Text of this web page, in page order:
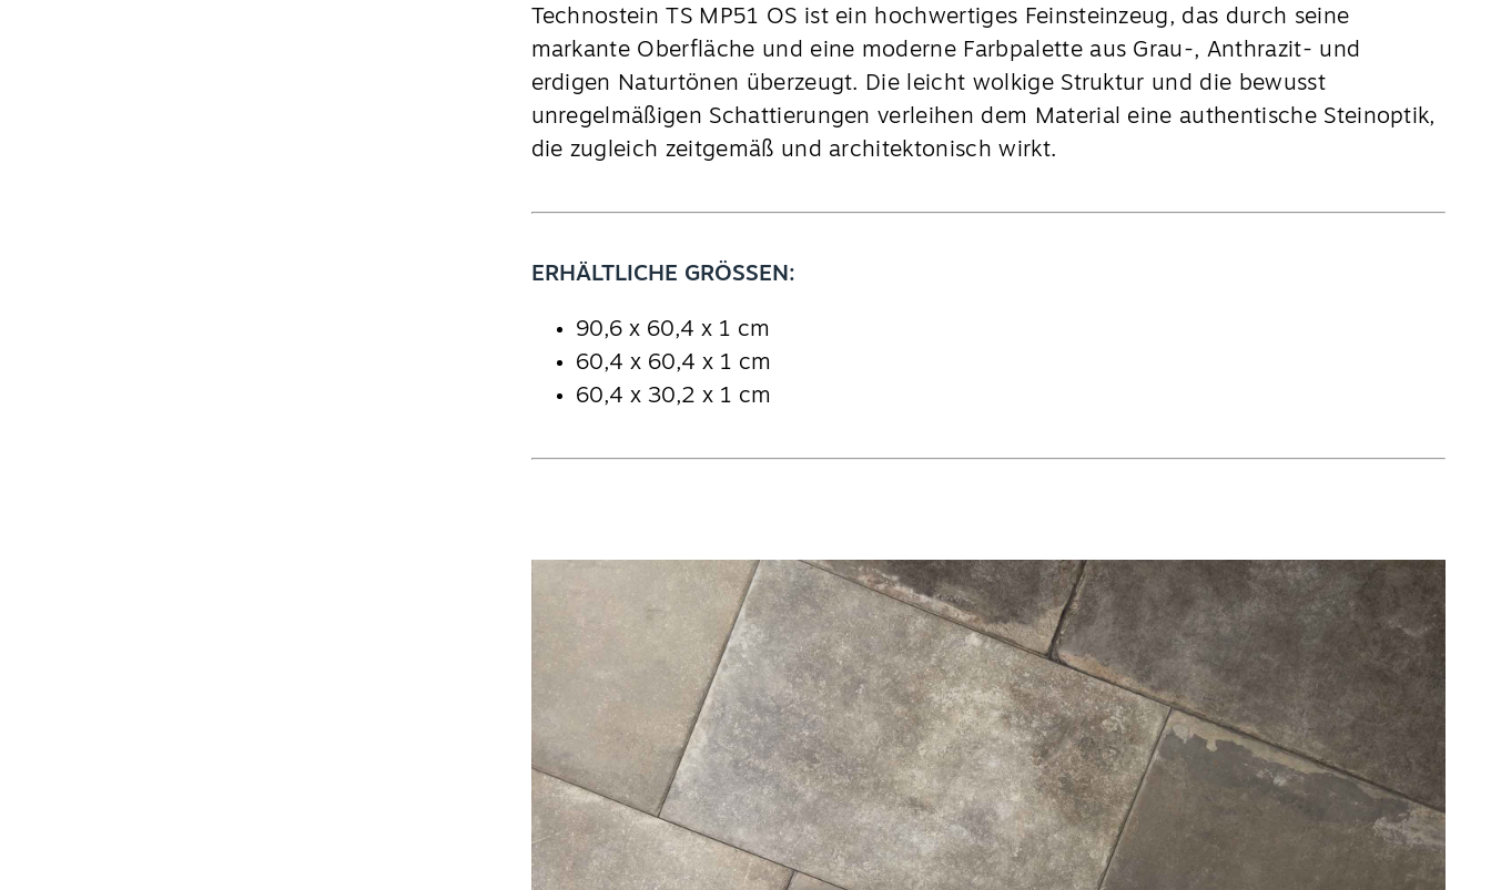
Technostein TS MP51 OS ist ein hochwertiges Feinsteinzeug, das durch seine
markante Oberfläche und eine moderne Farbpalette aus Grau-, Anthrazit- und
erdigen Naturtönen überzeugt. Die leicht wolkige Struktur und die bewusst
unregelmäßigen Schattierungen verleihen dem Material eine authentische Steinoptik,
die zugleich zeitgemäß und architektonisch wirkt.
ERHÄLTLICHE GRÖSSEN:
90,6 x 60,4 x 1 cm
60,4 x 60,4 x 1 cm
60,4 x 30,2 x 1 cm